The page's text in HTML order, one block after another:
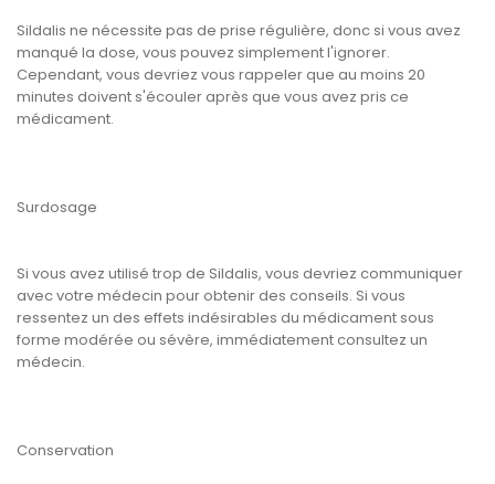
Sildalis ne nécessite pas de prise régulière, donc si vous avez
manqué la dose, vous pouvez simplement l'ignorer.
Cependant, vous devriez vous rappeler que au moins 20
minutes doivent s'écouler après que vous avez pris ce
médicament.
Surdosage
Si vous avez utilisé trop de Sildalis, vous devriez communiquer
avec votre médecin pour obtenir des conseils. Si vous
ressentez un des effets indésirables du médicament sous
forme modérée ou sévère, immédiatement consultez un
médecin.
Conservation